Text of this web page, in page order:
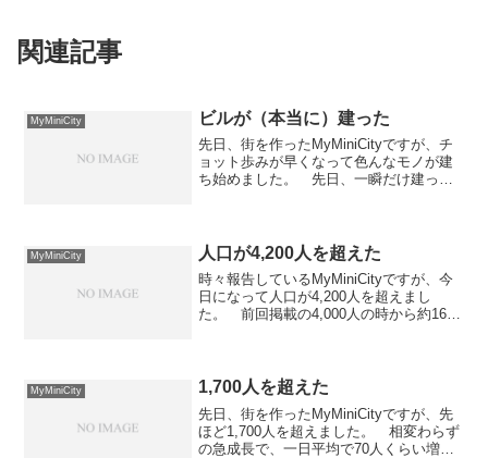
関連記事
MyMiniCity ビルが（本当に）建った
先日、街を作ったMyMiniCityですが、チ
ョット歩みが早くなって色んなモノが建
ち始めました。 先日、一瞬だけ建った
しき建物も...
MyMiniCity 人口が4,200人を超えた
時々報告しているMyMiniCityですが、今
日になって人口が4,200人を超えまし
た。 前回掲載の4,000人の時から約16日
気...
MyMiniCity 1,700人を超えた
先日、街を作ったMyMiniCityですが、先
ほど1,700人を超えました。 相変わらず
の急成長で、一日平均で70人くらい増え